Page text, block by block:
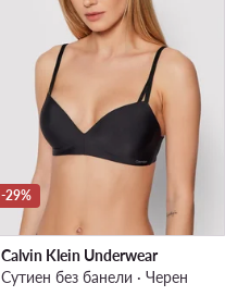
-29%
Calvin Klein Underwear
Сутиен без банели · Черен